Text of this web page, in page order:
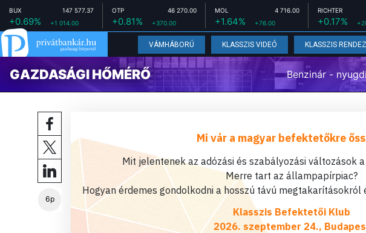
BUX 147 577.37
+0.69% +1 014.00
OTP 46 270.00
+0.81% +370.00
MOL 4 716.00
+1.64% +76.00
RICHTER
+0.17%
VÁMHÁBORÚ KLASSZIS VIDEÓ KLASSZIS
GAZDASÁGI HŐMÉRŐ Benzinár -
6p
Mi vár a magyar befektetőkre
Mit jelentenek az adózási és szabályozási változások
Merre tart az állampapírpiac?
Hogyan érdemes gondolkodni a hosszú távú
Klasszis Befektetői Klub
2026. szeptember 24.,